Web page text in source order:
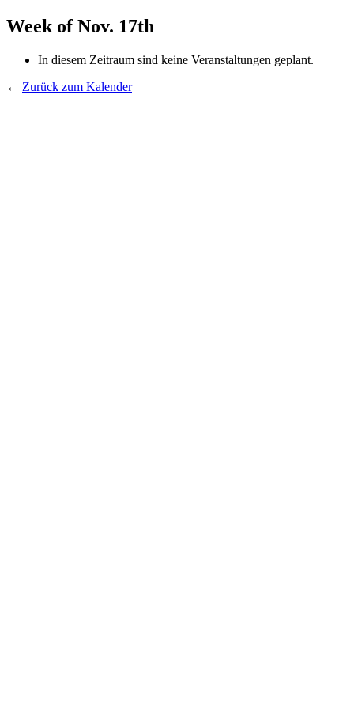
Week of Nov. 17th
In diesem Zeitraum sind keine Veranstaltungen geplant.
← Zurück zum Kalender